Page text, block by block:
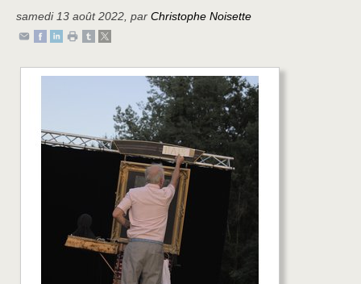
samedi 13 août 2022, par Christophe Noisette